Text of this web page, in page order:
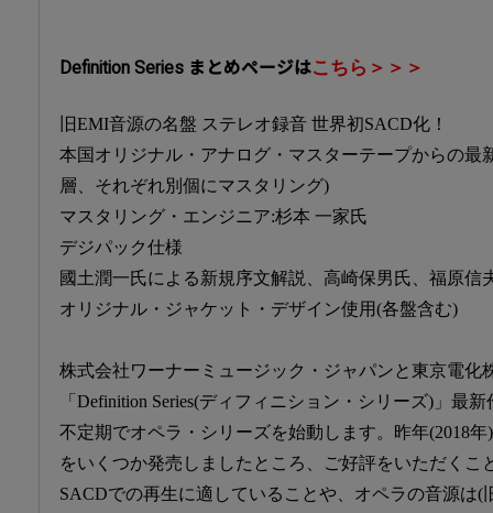
Definition Series まとめページはこちら＞＞＞
旧EMI音源の名盤 ステレオ録音 世界初SACD化！
本国オリジナル・アナログ・マスターテープからの最
層、それぞれ別個にマスタリング)
マスタリング・エンジニア:杉本 一家氏
デジパック仕様
國土潤一氏による新規序文解説、高崎保男氏、福原信
オリジナル・ジャケット・デザイン使用(各盤含む)
株式会社ワーナーミュージック・ジャパンと東京電化
「Definition Series(ディフィニション・シリーズ)」最
不定期でオペラ・シリーズを始動します。昨年(2018
をいくつか発売しましたところ、ご好評をいただくこ
SACDでの再生に適していることや、オペラの音源は(